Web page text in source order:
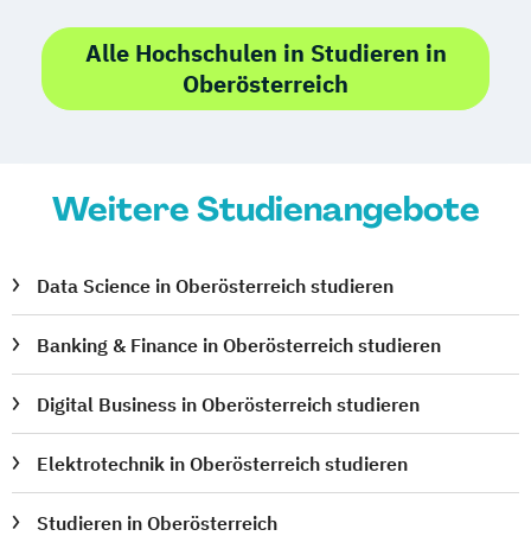
Alle Hochschulen in Studieren in
Oberösterreich
Weitere Studienangebote
Data Science in Oberösterreich studieren
Banking & Finance in Oberösterreich studieren
Digital Business in Oberösterreich studieren
Elektrotechnik in Oberösterreich studieren
Studieren in Oberösterreich